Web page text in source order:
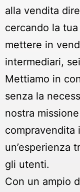
alla vendita
cercando la
mettere in
intermediari,
Mettiamo in
senza la
nostra
compravendita
un’esperienza
gli utenti.
Con un ampio